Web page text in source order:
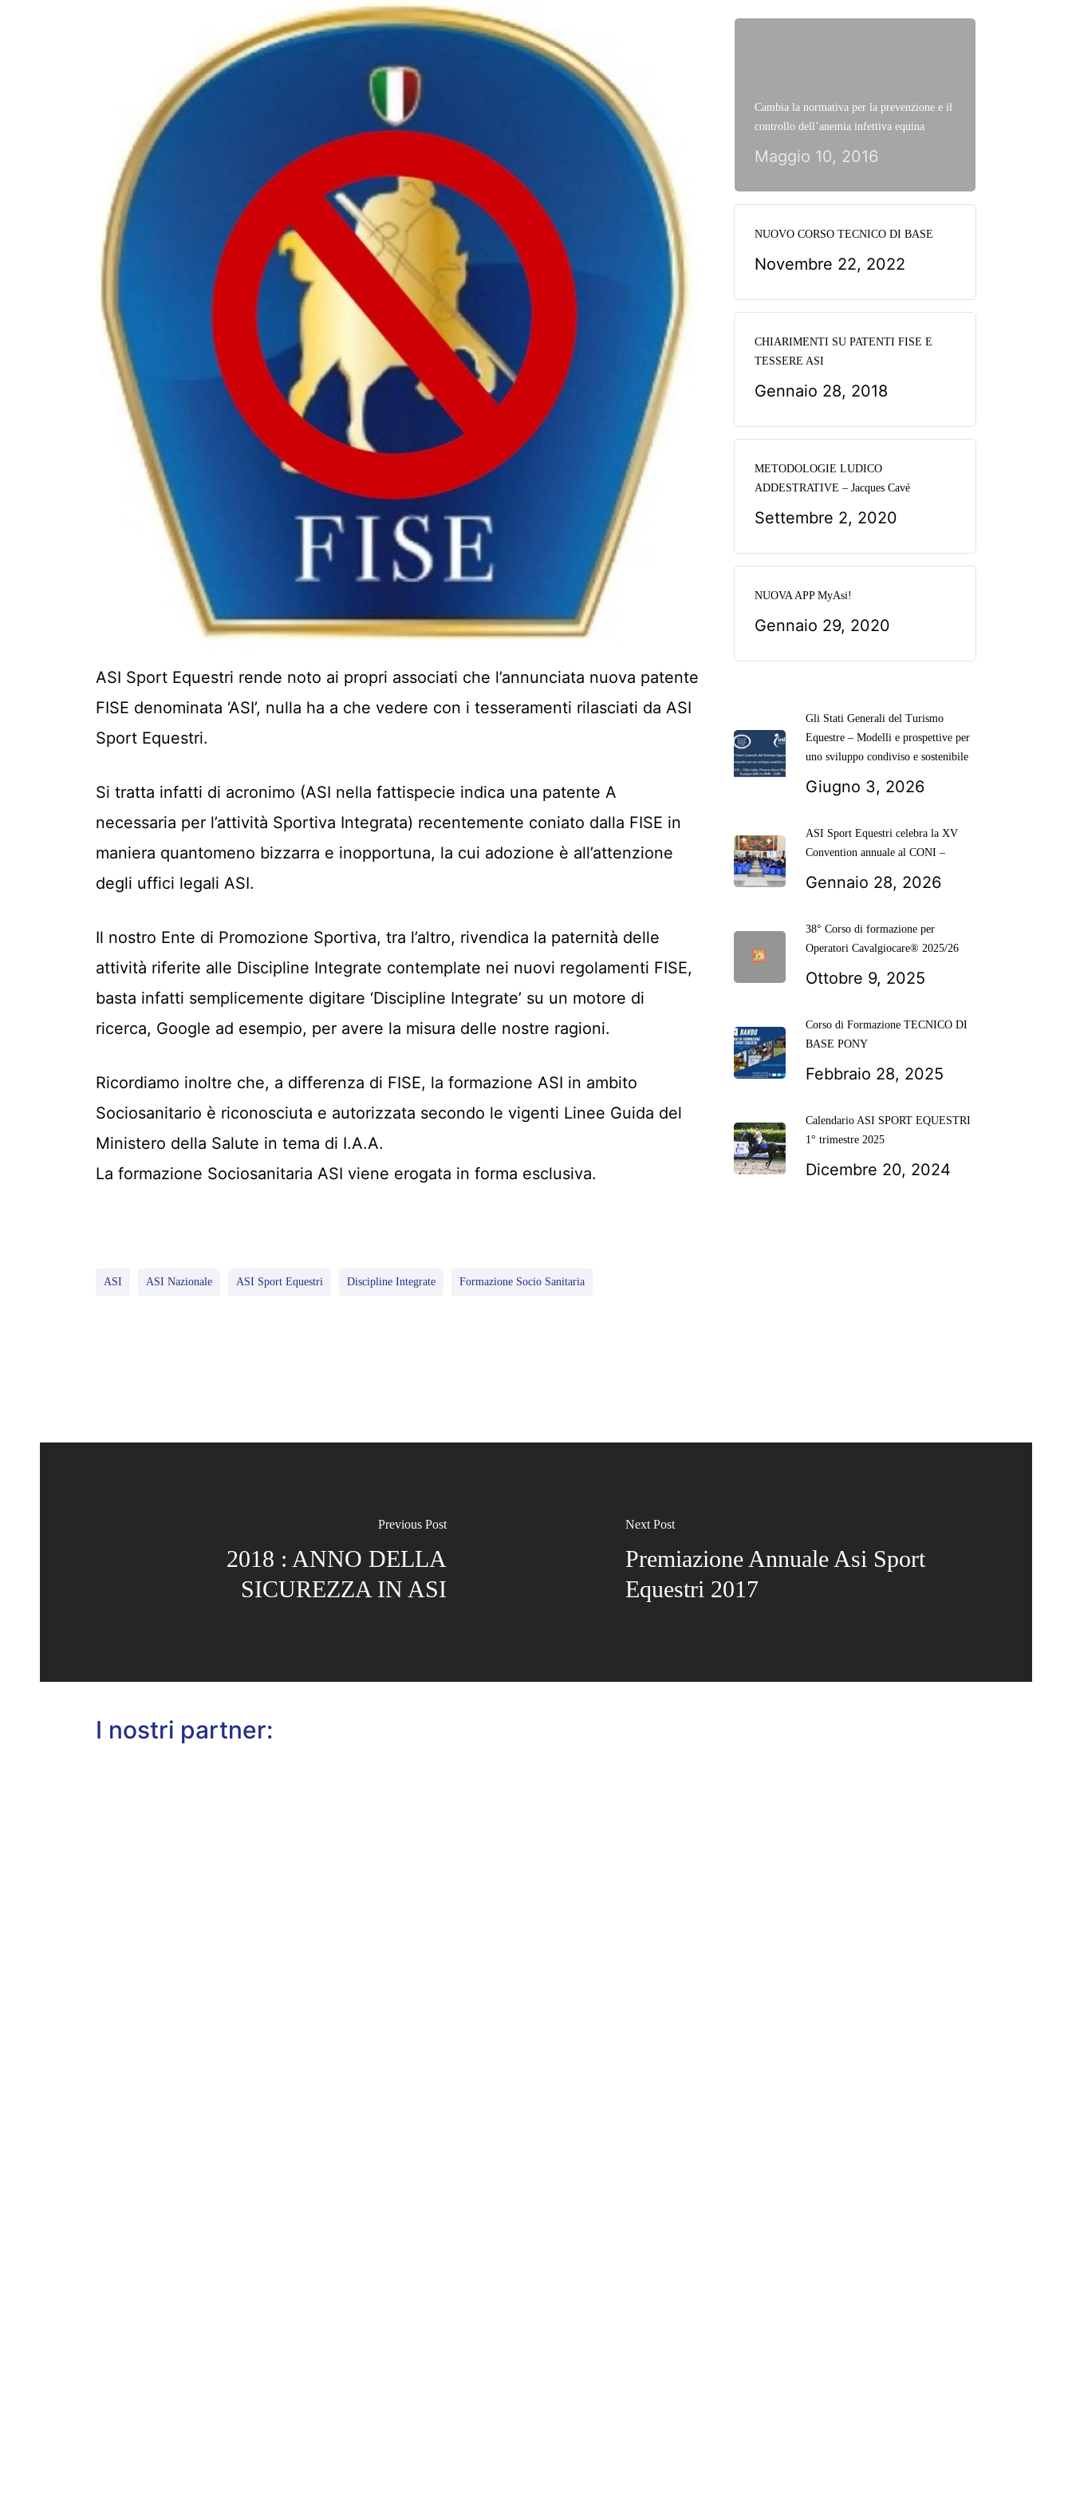
ASI Sport Equestri rende noto ai propri associati che l’annunciata nuova patente
FISE denominata ‘ASI’, nulla ha a che vedere con i tesseramenti rilasciati da ASI
Sport Equestri.
Si tratta infatti di acronimo (ASI nella fattispecie indica una patente A
necessaria per l’attività Sportiva Integrata) recentemente coniato dalla FISE in
maniera quantomeno bizzarra e inopportuna, la cui adozione è all’attenzione
degli uffici legali ASI.
Il nostro Ente di Promozione Sportiva, tra l’altro, rivendica la paternità delle
attività riferite alle Discipline Integrate contemplate nei nuovi regolamenti FISE,
basta infatti semplicemente digitare ‘Discipline Integrate’ su un motore di
ricerca, Google ad esempio, per avere la misura delle nostre ragioni.
Ricordiamo inoltre che, a differenza di FISE, la formazione ASI in ambito
Sociosanitario è riconosciuta e autorizzata secondo le vigenti Linee Guida del
Ministero della Salute in tema di I.A.A.
La formazione Sociosanitaria ASI viene erogata in forma esclusiva.
ASI ASI Nazionale ASI Sport Equestri Discipline Integrate Formazione Socio Sanitaria
Cambia la normativa per la prevenzione e il
controllo dell’anemia infettiva equina
Maggio 10, 2016
NUOVO CORSO TECNICO DI BASE
Novembre 22, 2022
CHIARIMENTI SU PATENTI FISE E
TESSERE ASI
Gennaio 28, 2018
METODOLOGIE LUDICO
ADDESTRATIVE – Jacques Cavé
Settembre 2, 2020
NUOVA APP MyAsi!
Gennaio 29, 2020
Gli Stati Generali del Turismo
Equestre – Modelli e prospettive per
uno sviluppo condiviso e sostenibile
Giugno 3, 2026
ASI Sport Equestri celebra la XV
Convention annuale al CONI –
Gennaio 28, 2026
38° Corso di formazione per
Operatori Cavalgiocare® 2025/26
Ottobre 9, 2025
Corso di Formazione TECNICO DI
BASE PONY
Febbraio 28, 2025
Calendario ASI SPORT EQUESTRI
1° trimestre 2025
Dicembre 20, 2024
Previous Post
2018 : ANNO DELLA
SICUREZZA IN ASI
Next Post
Premiazione Annuale Asi Sport
Equestri 2017
I nostri partner: